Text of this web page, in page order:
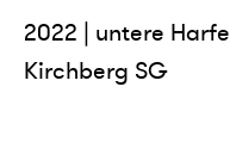
2022 | untere
Kirchberg SG